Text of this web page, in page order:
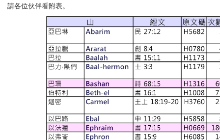
請各位伙伴看附表。